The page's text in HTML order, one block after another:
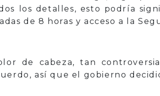
los detalles, esto podría
de 8 horas y acceso a la
de cabeza, tan
así que el gobierno